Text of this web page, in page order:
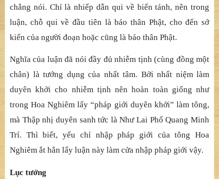
chẳng nói. Chỉ là nhiếp dẫn qui về biển tánh, nên trong
luận, chỗ qui về đầu tiên là báo thân Phật, cho đến sở
kiến của người đoạn hoặc cũng là báo thân Phật.
Nghĩa của luận đã nói đầy đủ nhiễm tịnh (cùng đồng một
chân) là tướng dụng của nhất tâm. Bởi nhất niệm làm
duyên khởi cho nhiễm tịnh nên hoàn toàn giống như
trong Hoa Nghiêm lấy “pháp giới duyên khởi” làm tông,
mà Thập nhị duyên sanh tức là Như Lai Phổ Quang Minh
Trí. Thì biết, yếu chỉ nhập pháp giới của tông Hoa
Nghiêm ắt hẳn lấy luận này làm cửa nhập pháp giới vậy.
Lục tướng